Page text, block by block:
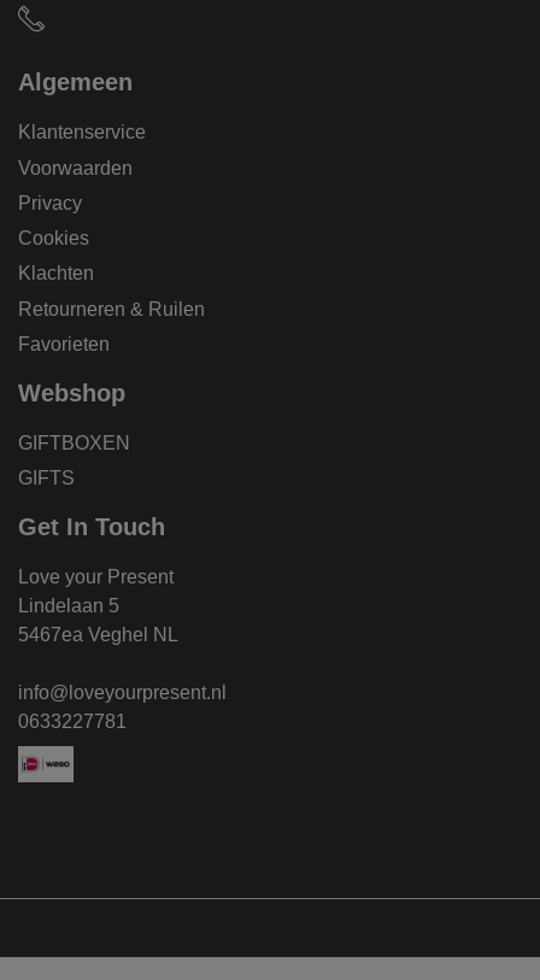
Algemeen
Klantenservice
Voorwaarden
Privacy
Cookies
Klachten
Retourneren & Ruilen
Favorieten
Webshop
GIFTBOXEN
GIFTS
Get In Touch
Love your Present
Lindelaan 5
5467ea Veghel NL
info@loveyourpresent.nl
0633227781